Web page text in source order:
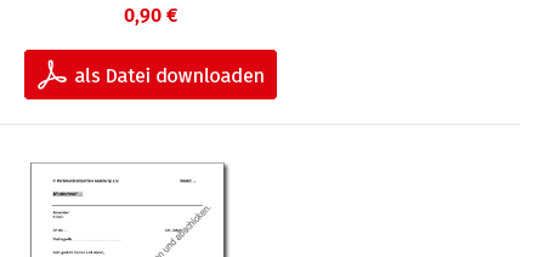
0,90 €